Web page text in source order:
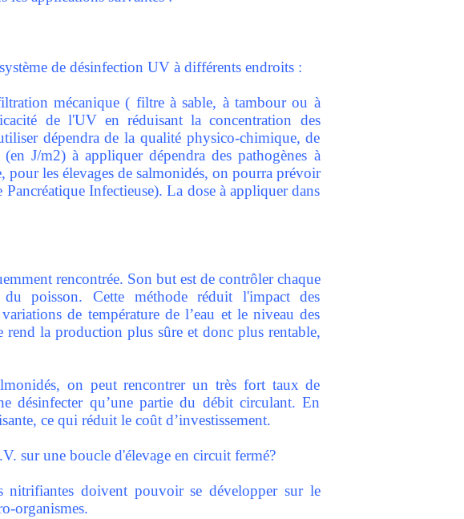
de désinfection UV à différents endroits :
mécanique ( filtre à sable, à tambour ou à
de l'UV en réduisant la concentration des
dépendra de la qualité physico-chimique, de
J/m2) à appliquer dépendra des pathogènes à
les élevages de salmonidés, on pourra prévoir
Infectieuse). La dose à appliquer dans
rencontrée. Son but est de contrôler chaque
du poisson. Cette méthode réduit l'impact des
de température de l’eau et le niveau des
rend la production plus sûre et donc plus rentable,
on peut rencontrer un très fort taux de
désinfecter qu’une partie du débit circulant. En
ce qui réduit le coût d’investissement.
sur une boucle d'élevage en circuit fermé?
doivent pouvoir se développer sur le
organismes.